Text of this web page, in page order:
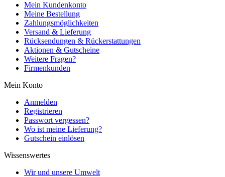
Mein Kundenkonto
Meine Bestellung
Zahlungsmöglichkeiten
Versand & Lieferung
Rücksendungen & Rückerstattungen
Aktionen & Gutscheine
Weitere Fragen?
Firmenkunden
Mein Konto
Anmelden
Registrieren
Passwort vergessen?
Wo ist meine Lieferung?
Gutschein einlösen
Wissenswertes
Wir und unsere Umwelt